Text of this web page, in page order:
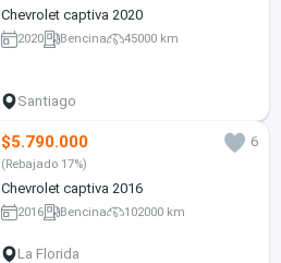
Chevrolet captiva 2020
2020 Bencina 45000 km
Santiago
$5.790.000 6
(Rebajado 17%)
Chevrolet captiva 2016
2016 Bencina 102000 km
La Florida